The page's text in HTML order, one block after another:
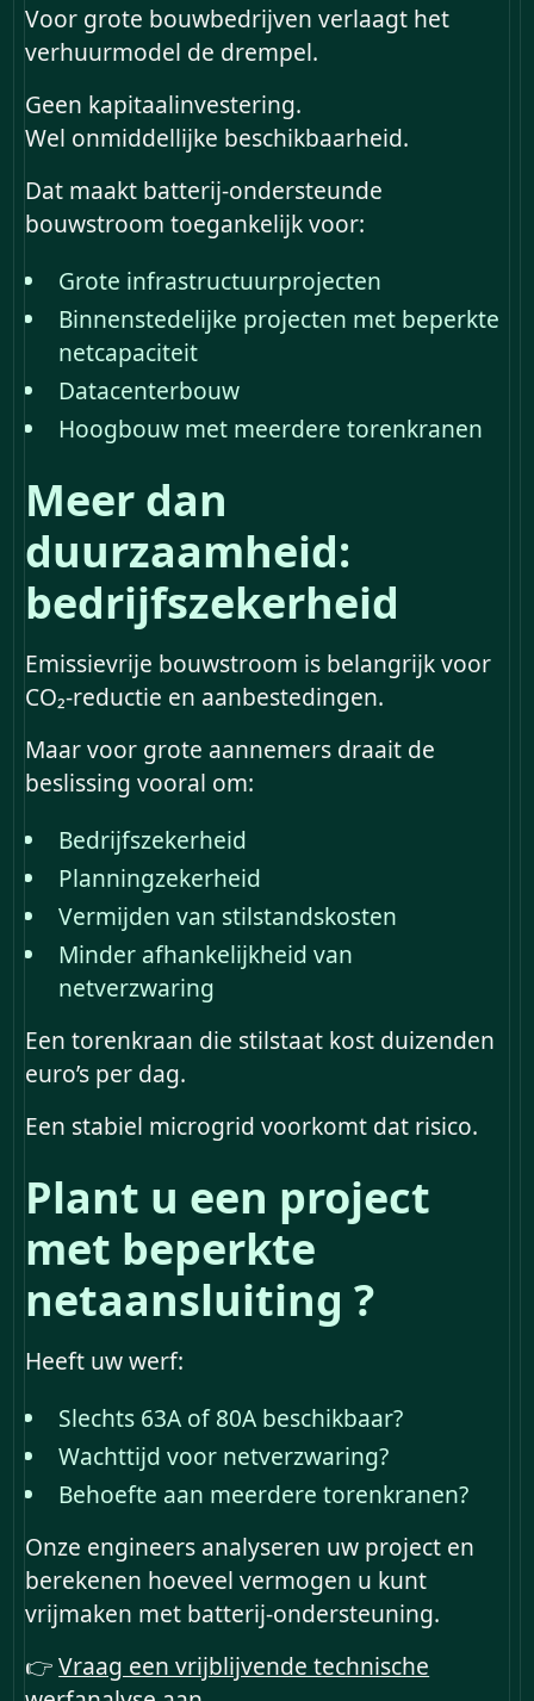
Voor grote bouwbedrijven verlaagt het
verhuurmodel de drempel.
Geen kapitaalinvestering.
Wel onmiddellijke beschikbaarheid.
Dat maakt batterij-ondersteunde
bouwstroom toegankelijk voor:
Grote infrastructuurprojecten
Binnenstedelijke projecten met beperkte
netcapaciteit
Datacenterbouw
Hoogbouw met meerdere torenkranen
Meer dan
duurzaamheid:
bedrijfszekerheid
Emissievrije bouwstroom is belangrijk voor
CO₂-reductie en aanbestedingen.
Maar voor grote aannemers draait de
beslissing vooral om:
Bedrijfszekerheid
Planningzekerheid
Vermijden van stilstandskosten
Minder afhankelijkheid van
netverzwaring
Een torenkraan die stilstaat kost duizenden
euro’s per dag.
Een stabiel microgrid voorkomt dat risico.
Plant u een project
met beperkte
netaansluiting ?
Heeft uw werf:
Slechts 63A of 80A beschikbaar?
Wachttijd voor netverzwaring?
Behoefte aan meerdere torenkranen?
Onze engineers analyseren uw project en
berekenen hoeveel vermogen u kunt
vrijmaken met batterij-ondersteuning.
👉Vraag een vrijblijvende technische